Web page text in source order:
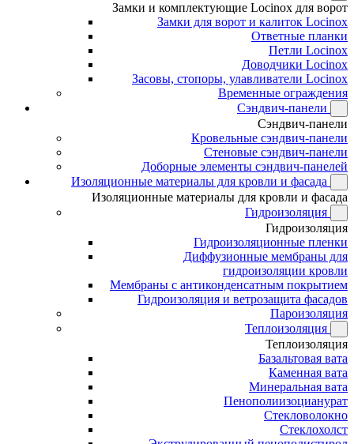
Замки и комплектующие Locinox для ворот
Замки для ворот и калиток Locinox
Ответные планки
Петли Locinox
Доводчики Locinox
Засовы, стопоры, улавливатели Locinox
Временные ограждения
Сэндвич-панели
Сэндвич-панели
Кровельные сэндвич-панели
Стеновые сэндвич-панели
Доборные элементы сэндвич-панелей
Изоляционные материалы для кровли и фасада
Изоляционные материалы для кровли и фасада
Гидроизоляция
Гидроизоляция
Гидроизоляционные пленки
Диффузионные мембраны для
гидроизоляции кровли
Мембраны с антиконденсатным покрытием
Гидроизоляция и ветрозащита фасадов
Пароизоляция
Теплоизоляция
Теплоизоляция
Базальтовая вата
Каменная вата
Минеральная вата
Пенополиизоцианурат
Стекловолокно
Стеклохолст